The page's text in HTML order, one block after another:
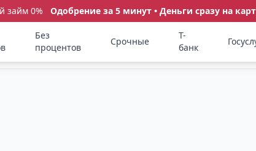
займ 0% Одобрение за 5 минут • Деньги сразу на
Без
процентов
Срочные
Т-
банк